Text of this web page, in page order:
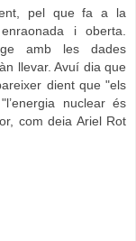
pel que fa a la
i oberta.
amb les dades
llevar. Avuí dia que
dient que "els
nuclear és
com deia Ariel Rot